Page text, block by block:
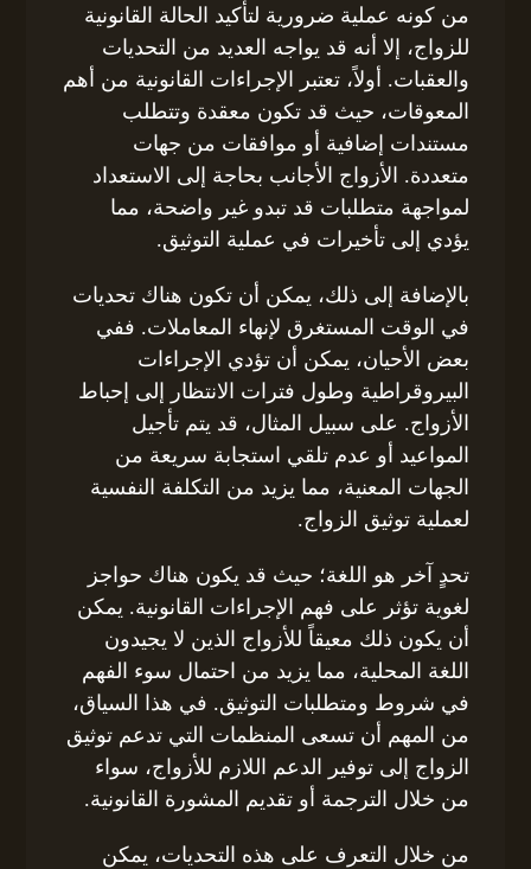
من كونه عملية ضرورية لتأكيد الحالة القانونية
للزواج، إلا أنه قد يواجه العديد من التحديات
والعقبات. أولاً، تعتبر الإجراءات القانونية من أهم
المعوقات، حيث قد تكون معقدة وتتطلب
مستندات إضافية أو موافقات من جهات
متعددة. الأزواج الأجانب بحاجة إلى الاستعداد
لمواجهة متطلبات قد تبدو غير واضحة، مما
يؤدي إلى تأخيرات في عملية التوثيق.
بالإضافة إلى ذلك، يمكن أن تكون هناك تحديات
في الوقت المستغرق لإنهاء المعاملات. ففي
بعض الأحيان، يمكن أن تؤدي الإجراءات
البيروقراطية وطول فترات الانتظار إلى إحباط
الأزواج. على سبيل المثال، قد يتم تأجيل
المواعيد أو عدم تلقي استجابة سريعة من
الجهات المعنية، مما يزيد من التكلفة النفسية
لعملية توثيق الزواج.
تحدٍ آخر هو اللغة؛ حيث قد يكون هناك حواجز
لغوية تؤثر على فهم الإجراءات القانونية. يمكن
أن يكون ذلك معيقاً للأزواج الذين لا يجيدون
اللغة المحلية، مما يزيد من احتمال سوء الفهم
في شروط ومتطلبات التوثيق. في هذا السياق،
من المهم أن تسعى المنظمات التي تدعم توثيق
الزواج إلى توفير الدعم اللازم للأزواج، سواء
من خلال الترجمة أو تقديم المشورة القانونية.
من خلال التعرف على هذه التحديات، يمكن